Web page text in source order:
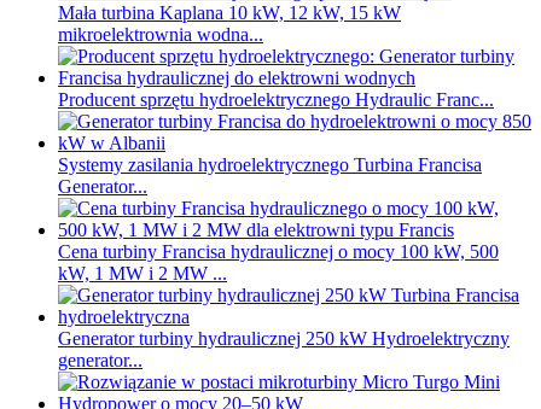
Mała turbina Kaplana 10 kW, 12 kW, 15 kW
mikroelektrownia wodna...
Producent sprzętu hydroelektrycznego Hydraulic Franc...
Systemy zasilania hydroelektrycznego Turbina Francisa
Generator...
Cena turbiny Francisa hydraulicznej o mocy 100 kW, 500
kW, 1 MW i 2 MW ...
Generator turbiny hydraulicznej 250 kW Hydroelektryczny
generator...